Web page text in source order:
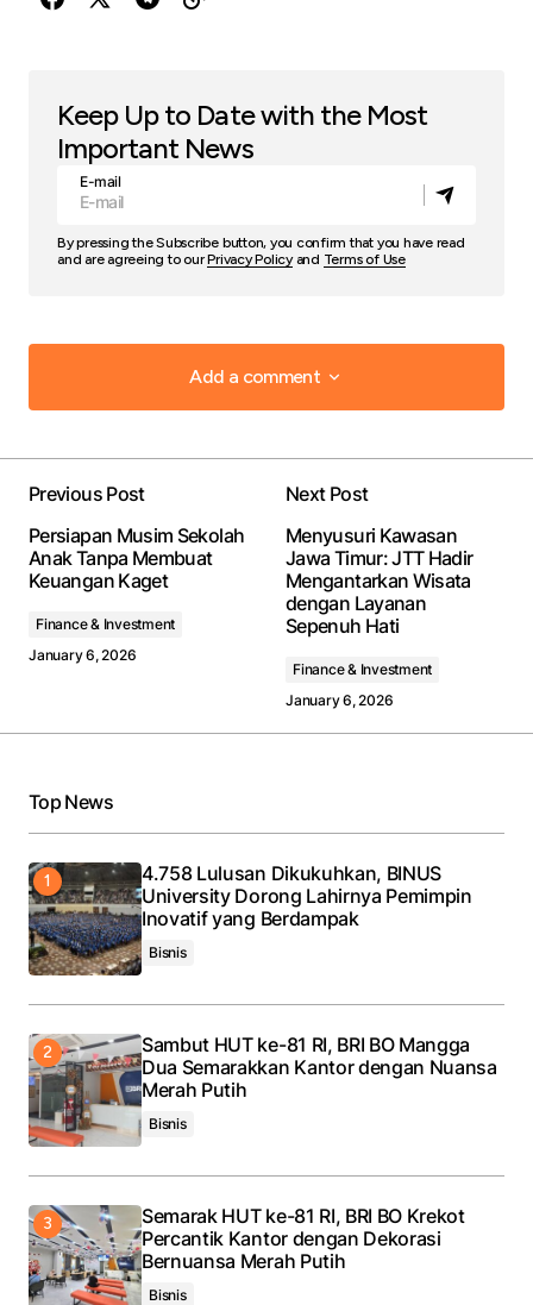
Keep Up to Date with the Most
Important News
E-mail
By pressing the Subscribe button, you confirm that you have read
and are agreeing to ourPrivacy Policyand Terms of Use
Add a comment
Add a comment
fields are marked*
Save my name, email, and website in this browser
for the next time I comment.
Submit Comment
Previous Post
Persiapan Musim Sekolah
Anak Tanpa Membuat
Keuangan Kaget
Finance & Investment
January 6, 2026
Next Post
Menyusuri Kawasan
Jawa Timur: JTT Hadir
Mengantarkan Wisata
dengan Layanan
Sepenuh Hati
Finance & Investment
January 6, 2026
Top News
4.758 Lulusan Dikukuhkan, BINUS
University Dorong Lahirnya Pemimpin
Inovatif yang Berdampak
Bisnis
Sambut HUT ke-81 RI, BRI BO Mangga
Dua Semarakkan Kantor dengan Nuansa
Merah Putih
Bisnis
Semarak HUT ke-81 RI, BRI BO Krekot
Percantik Kantor dengan Dekorasi
Bernuansa Merah Putih
Bisnis